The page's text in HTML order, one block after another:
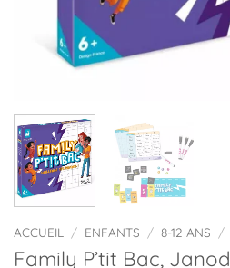
ACCUEIL / ENFANTS / 8-12 ANS /
Family P’tit Bac, Janod